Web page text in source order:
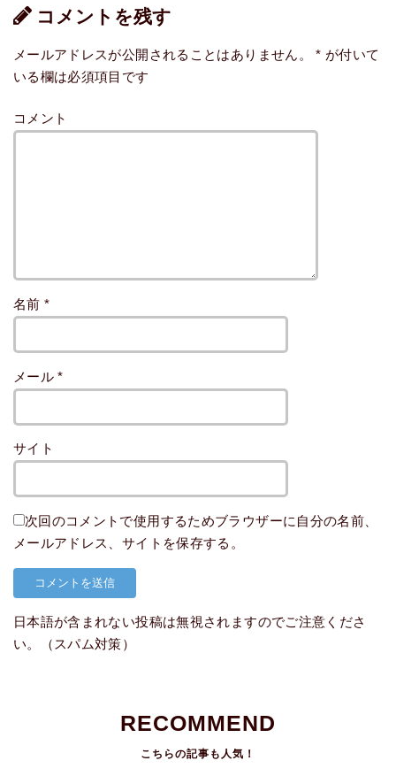
コメントを残す
メールアドレスが公開されることはありません。 * が付いて
いる欄は必須項目です
コメント
名前 *
メール*
サイト
次回のコメントで使用するためブラウザーに自分の名前、
メールアドレス、サイトを保存する。
日本語が含まれない投稿は無視されますのでご注意くださ
い。（スパム対策）
RECOMMEND